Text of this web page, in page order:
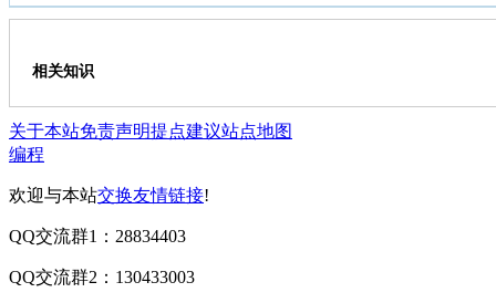
相关知识
关于本站免责声明提点建议站点地图
编程
欢迎与本站交换友情链接!
QQ交流群1：28834403
QQ交流群2：130433003